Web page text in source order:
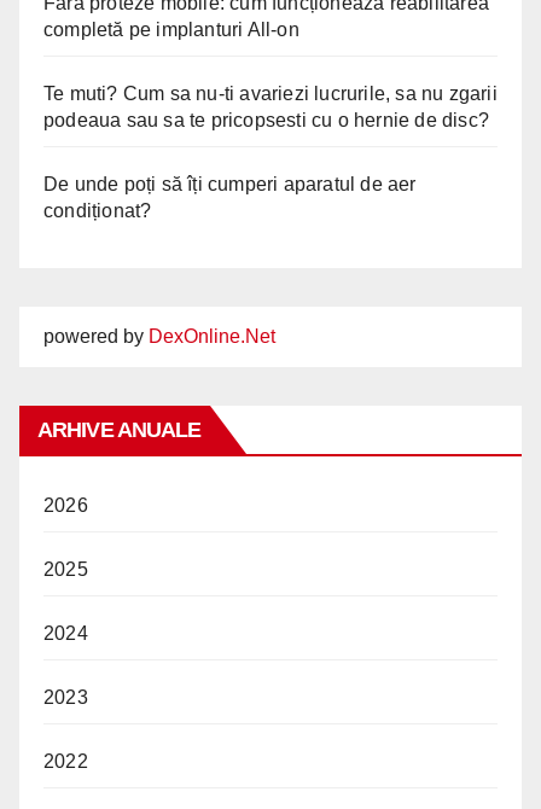
completă pe implanturi All-on
Te muti? Cum sa nu-ti avariezi lucrurile, sa nu zgarii
podeaua sau sa te pricopsesti cu o hernie de disc?
De unde poți să îți cumperi aparatul de aer
condiționat?
powered by DexOnline.Net
ARHIVE ANUALE
2026
2025
2024
2023
2022